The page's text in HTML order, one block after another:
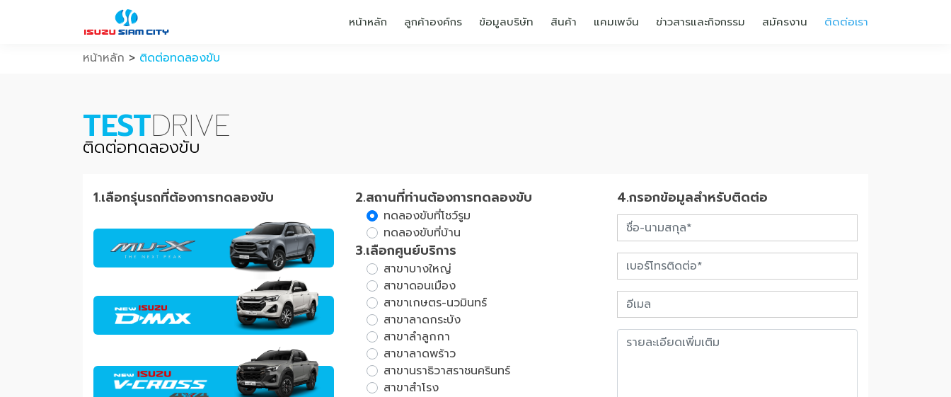
หน้าหลัก ลูกค้าองค์กร ข้อมูลบริษัท สินค้า แคมเพจ์น ข่าวสารและกิจกรรม สมัครงาน ติดต่อเรา
หน้าหลัก > ติดต่อทดลองขับ
TESTDRIVE
ติดต่อทดลองขับ
1.เลือกรุ่นรถที่ต้องการทดลองขับ 2.สถานที่ท่านต้องการทดลองขับ
ทดลองขับที่โชว์รูม
ทดลองขับที่บ้าน
3.เลือกศูนย์บริการ
สาขาบางใหญ่
สาขาดอนเมือง
สาขาเกษตร-นวมินทร์
สาขาลาดกระบัง
สาขาลำลูกกา
สาขาลาดพร้าว
สาขานราธิวาสราชนครินทร์
สาขาสำโรง
4.กรอกข้อมูลสำหรับติดต่อ